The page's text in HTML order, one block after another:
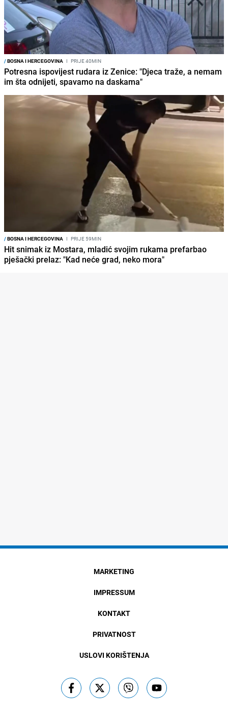
/BOSNA I HERCEGOVINA I PRIJE 40MIN
Potresna ispovijest rudara iz Zenice: "Djeca traže, a nemam
im šta odnijeti, spavamo na daskama"
/BOSNA I HERCEGOVINA I PRIJE 59MIN
Hit snimak iz Mostara, mladić svojim rukama prefarbao
pješački prelaz: "Kad neće grad, neko mora"
MARKETING
IMPRESSUM
KONTAKT
PRIVATNOST
USLOVI KORIŠTENJA